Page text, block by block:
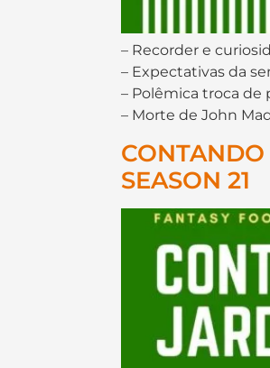
– Recorder e
– Expectativas da
– Polêmica troca de
– Morte de John
CONTANDO
SEASON 21